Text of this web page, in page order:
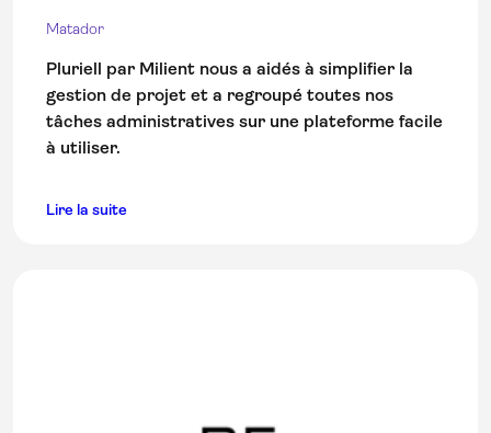
Matador
Pluriell par Milient nous a aidés à simplifier la
gestion de projet et a regroupé toutes nos
tâches administratives sur une plateforme facile
à utiliser.
Lire la suite